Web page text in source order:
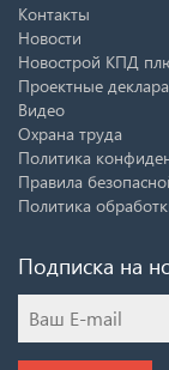
Контакты
Новости
Новострой КПД
Проектные
Видео
Охрана труда
Политика
Правила
Политика
Подписка на